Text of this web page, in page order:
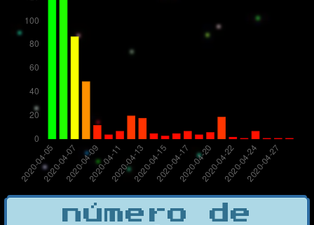
número de